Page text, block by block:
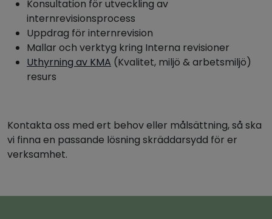
Konsultation för utveckling av
internrevisionsprocess
Uppdrag för internrevision
Mallar och verktyg kring Interna revisioner
Uthyrning av KMA (Kvalitet, miljö & arbetsmiljö)
resurs
Kontakta oss med ert behov eller målsättning, så ska
vi finna en passande lösning skräddarsydd för er
verksamhet.